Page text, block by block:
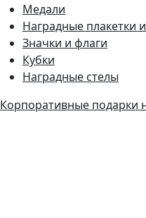
Медали
Наградные плакетки
Значки и флаги
Кубки
Наградные стелы
Корпоративные подарки